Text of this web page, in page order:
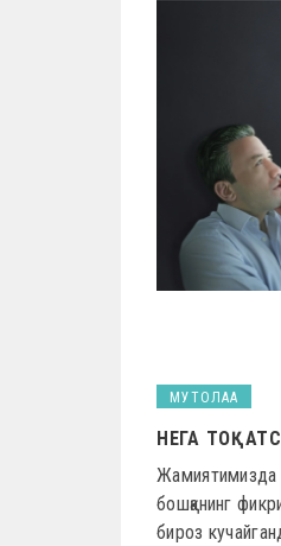
МУТОЛАА
НЕГА
Жамиятимизда
бошқанинг
бироз